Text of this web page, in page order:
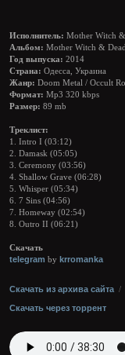
Исполнитель: Mother Witch &
Альбом: Mother Witch &
Год выпуска: 2014
Страна: Одесса, Украина
Жанр: Doom Metal / Occult
Формат: Mp3 320 kbps
Размер: 89 mb
Треклист:
1. Intro I (03:12)
2. Damask (05:05)
3. Ceremony (03:56)
4. Shallow Grave (06:28)
5. Whisper (05:34)
6. 7 Sins (04:56)
7. Homeway (02:54)
8. Outro II (06:21)
Скачать
telegram by krromanka
Скачать из архива сайта /
Скачать через торрент